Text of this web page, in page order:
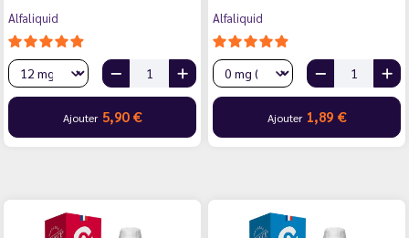
Alfaliquid
Ajouter 5,90 €
Alfaliquid
Ajouter 1,89 €